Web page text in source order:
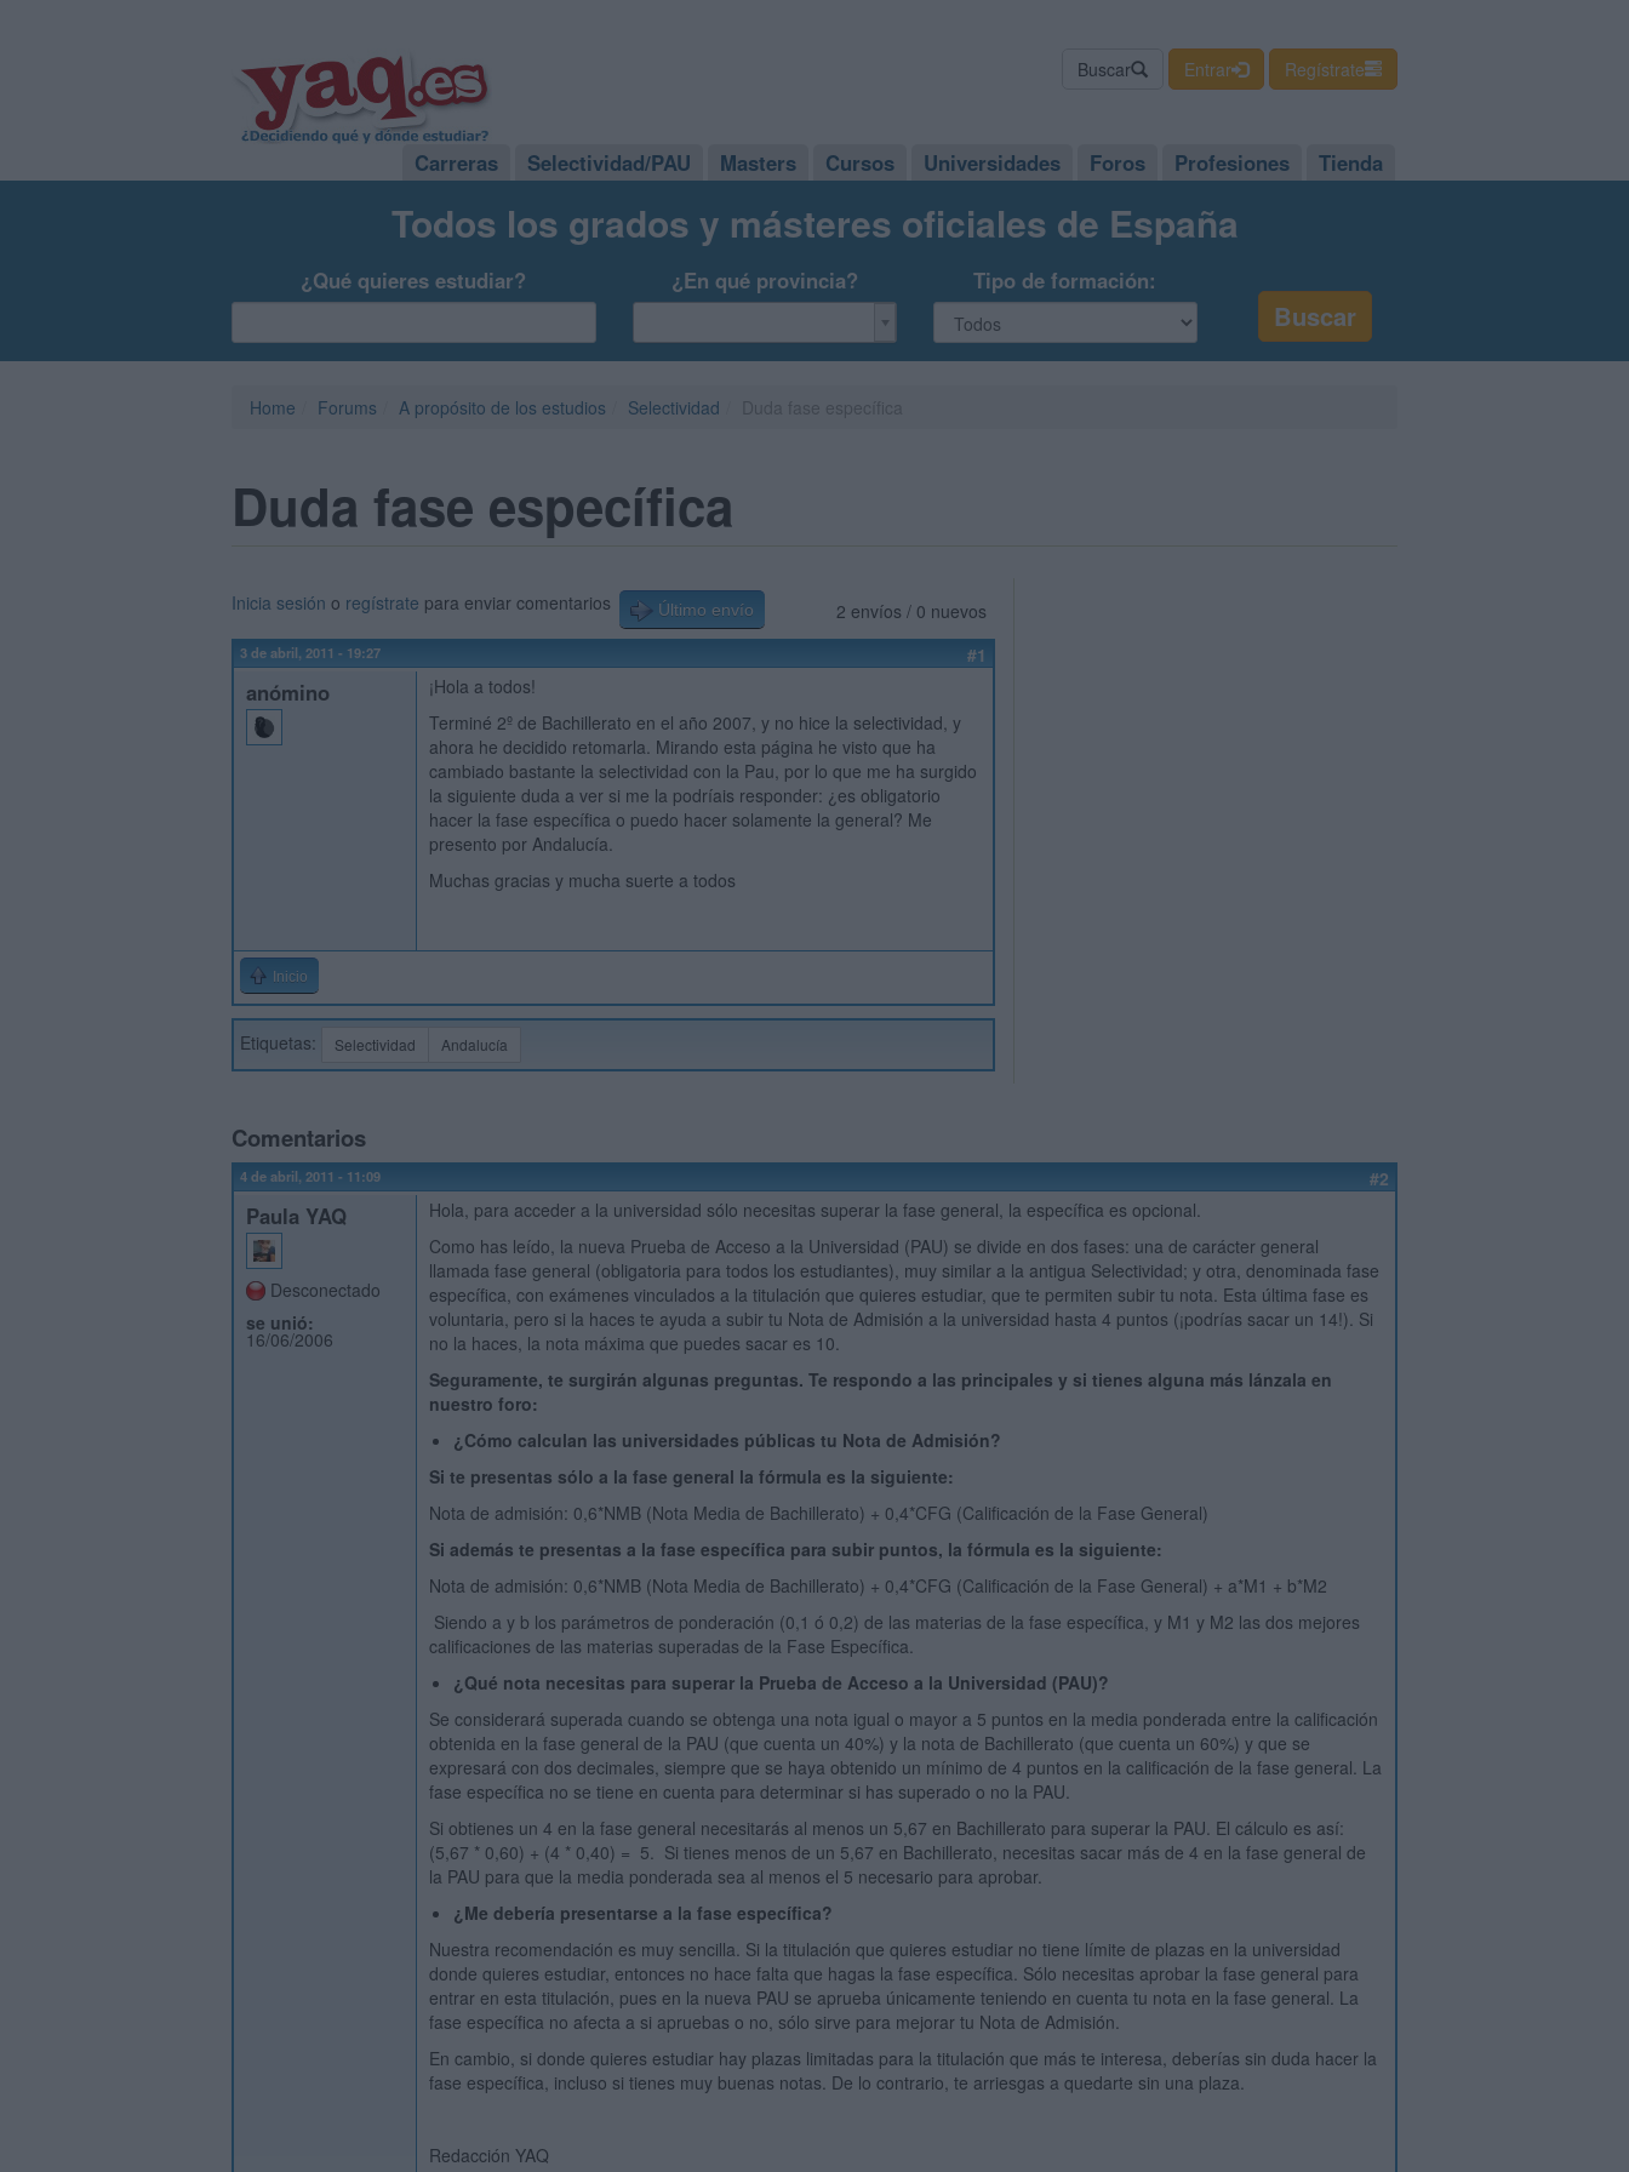
Buscar Entrar Regístrate
Carreras Selectividad/PAU Masters Cursos Universidades Foros Profesiones Tienda
Todos los grados y másteres oficiales de España
¿Qué quieres estudiar? ¿En qué provincia? Tipo de formación:
Home Forums A propósito de los estudios Selectividad
Duda fase específica
2 envíos / 0 nuevos
Inicia sesión o regístrate para enviar comentarios Último envío
3 de abril, 2011 - 19:27 #1
anómino
¡Hola a todos!
Terminé 2º de Bachillerato en el año 2007, y no hice la selectividad, y
ahora he decidido retomarla. Mirando esta página he visto que ha
cambiado bastante la selectividad con la Pau, por lo que me ha surgido
la siguiente duda a ver si me la podríais responder: ¿es obligatorio
hacer la fase específica o puedo hacer solamente la general? Me
presento por Andalucía.
Muchas gracias y mucha suerte a todos
Inicio
Etiquetas: Selectividad Andalucía
Comentarios
4 de abril, 2011 - 11:09 #2
Paula YAQ
Desconectado
se unió:
16/06/2006
Hola, para acceder a la universidad sólo necesitas superar la fase general, la específica es opcional.
Como has leído, la nueva Prueba de Acceso a la Universidad (PAU) se divide en dos fases: una de carácter general
llamada fase general (obligatoria para todos los estudiantes), muy similar a la antigua Selectividad; y otra, denominada fase
específica, con exámenes vinculados a la titulación que quieres estudiar, que te permiten subir tu nota. Esta última fase es
voluntaria, pero si la haces te ayuda a subir tu Nota de Admisión a la universidad hasta 4 puntos (¡podrías sacar un 14!). Si
no la haces, la nota máxima que puedes sacar es 10.
Seguramente, te surgirán algunas preguntas. Te respondo a las principales y si tienes alguna más lánzala en
nuestro foro:
¿Cómo calculan las universidades públicas tu Nota de Admisión?
Si te presentas sólo a la fase general la fórmula es la siguiente:
Nota de admisión: 0,6*NMB (Nota Media de Bachillerato) + 0,4*CFG (Calificación de la Fase General)
Si además te presentas a la fase específica para subir puntos, la fórmula es la siguiente:
Nota de admisión: 0,6*NMB (Nota Media de Bachillerato) + 0,4*CFG (Calificación de la Fase General) + a*M1 + b*M2
Siendo a y b los parámetros de ponderación (0,1 ó 0,2) de las materias de la fase específica, y M1 y M2 las dos mejores
calificaciones de las materias superadas de la Fase Específica.
¿Qué nota necesitas para superar la Prueba de Acceso a la Universidad (PAU)?
Se considerará superada cuando se obtenga una nota igual o mayor a 5 puntos en la media ponderada entre la calificación
obtenida en la fase general de la PAU (que cuenta un 40%) y la nota de Bachillerato (que cuenta un 60%) y que se
expresará con dos decimales, siempre que se haya obtenido un mínimo de 4 puntos en la calificación de la fase general. La
fase específica no se tiene en cuenta para determinar si has superado o no la PAU.
Si obtienes un 4 en la fase general necesitarás al menos un 5,67 en Bachillerato para superar la PAU. El cálculo es así:
(5,67 * 0,60) + (4 * 0,40) = 5. Si tienes menos de un 5,67 en Bachillerato, necesitas sacar más de 4 en la fase general de
la PAU para que la media ponderada sea al menos el 5 necesario para aprobar.
¿Me debería presentarse a la fase específica?
Nuestra recomendación es muy sencilla. Si la titulación que quieres estudiar no tiene límite de plazas en la universidad
donde quieres estudiar, entonces no hace falta que hagas la fase específica. Sólo necesitas aprobar la fase general para
entrar en esta titulación, pues en la nueva PAU se aprueba únicamente teniendo en cuenta tu nota en la fase general. La
fase específica no afecta a si apruebas o no, sólo sirve para mejorar tu Nota de Admisión.
En cambio, si donde quieres estudiar hay plazas limitadas para la titulación que más te interesa, deberías sin duda hacer la
fase específica, incluso si tienes muy buenas notas. De lo contrario, te arriesgas a quedarte sin una plaza.
Redacción YAQ